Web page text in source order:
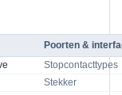
Poorten &
Stopcontacttypes
Stekker